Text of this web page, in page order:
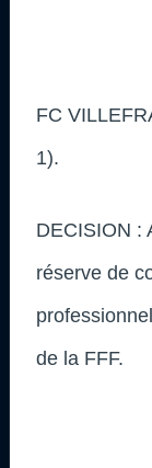
FC
1).
DECISION :
réserve de
de la FFF.